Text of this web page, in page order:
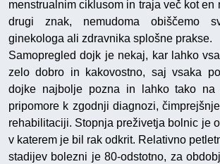
menstrualnim ciklusom in traja več kot en
drugi znak, nemudoma obiščemo
ginekologa ali zdravnika splošne prakse.
Samopregled dojk je nekaj, kar lahko
zelo dobro in kakovostno, saj vsaka
dojke najbolje pozna in lahko tako na
pripomore k zgodnji diagnozi,
rehabilitaciji. Stopnja preživetja bolnic je
v katerem je bil rak odkrit. Relativno
stadijev bolezni je 80-odstotno, za